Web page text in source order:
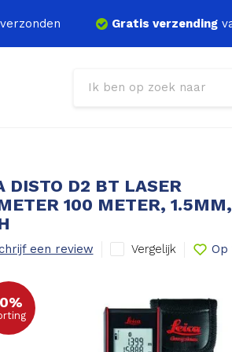
verzonden Gratis verzending
DISTO D2 BT LASER
100 METER, 1.5MM,
een review Vergelijk Op